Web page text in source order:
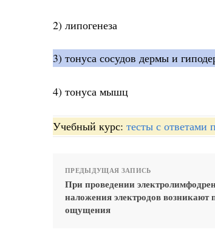
2) липогенеза
3) тонуса сосудов дермы и
4) тонуса мышц
Учебный курс: тесты с ответами
ПРЕДЫДУЩАЯ ЗАПИСЬ
При проведении
наложения электродов возникают
ощущения